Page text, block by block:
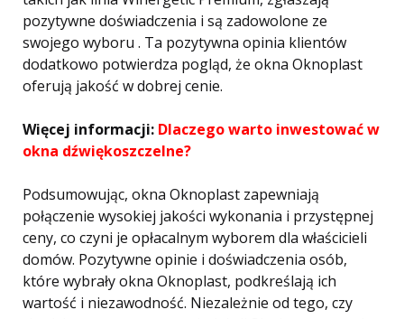
pozytywne doświadczenia i są zadowolone ze
swojego wyboru . Ta pozytywna opinia klientów
dodatkowo potwierdza pogląd, że okna Oknoplast
oferują jakość w dobrej cenie.
Więcej informacji: Dlaczego warto inwestować w
okna dźwiękoszczelne?
Podsumowując, okna Oknoplast zapewniają
połączenie wysokiej jakości wykonania i przystępnej
ceny, co czyni je opłacalnym wyborem dla właścicieli
domów. Pozytywne opinie i doświadczenia osób,
które wybrały okna Oknoplast, podkreślają ich
wartość i niezawodność. Niezależnie od tego, czy